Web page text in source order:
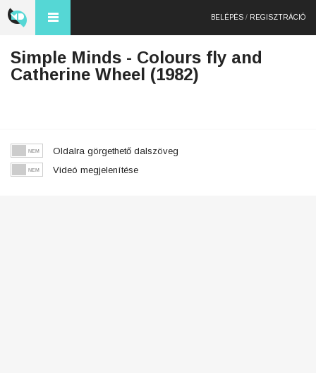
BELÉPÉS / REGISZTRÁCIÓ
Simple Minds - Colours fly and
Catherine Wheel (1982)
Oldalra görgethető dalszöveg
Videó megjelenítése